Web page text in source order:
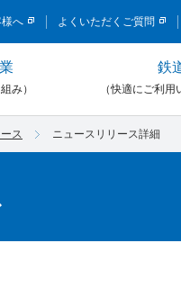
へ よくいただくご質問
み）
鉄
（快適にご利用
ス ニュースリリース詳細